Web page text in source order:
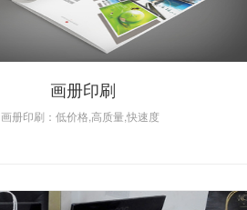
画册印刷
画册印刷：低价格,高质量,快速度